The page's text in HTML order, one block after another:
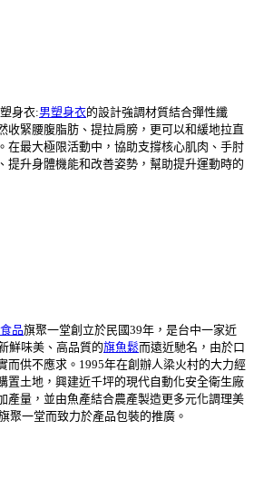
身衣:男塑身衣的設計強調材質結合彈性纖
收緊腰腹脂肪、提拉肩膀，更可以和緩地拉直
在最大極限活動中，協助支撐核心肌肉、手肘
提升身體機能和改善姿勢，幫助提升運動時的
品旗聚一堂創立於民國39年，是台中一家近
鮮味美、高品質的旗魚鬆而遠近馳名，由於口
而供不應求。1995年在創辦人梁火村的大力經
置土地，興建近千坪的現代自動化安全衛生廠
產量，並由魚產結合農產製造更多元化調理美
聚一堂而致力於產品包裝的推廣。